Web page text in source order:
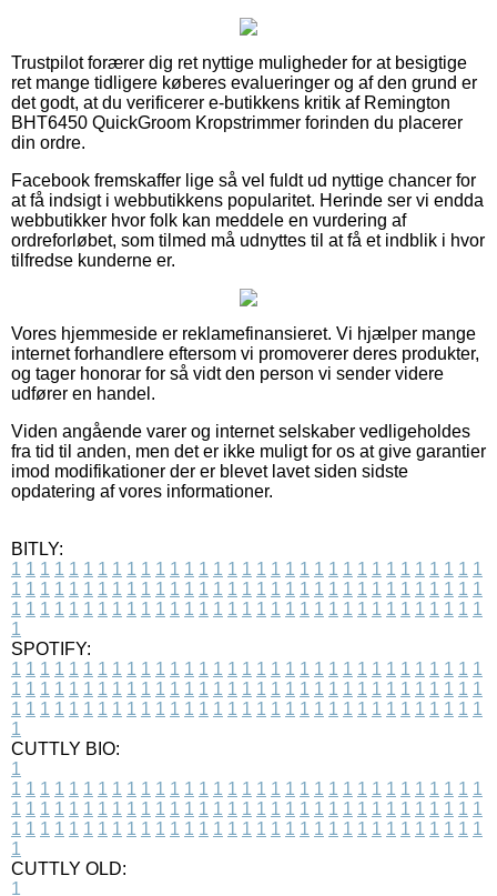
Trustpilot forærer dig ret nyttige muligheder for at besigtige
ret mange tidligere køberes evalueringer og af den grund er
det godt, at du verificerer e-butikkens kritik af Remington
BHT6450 QuickGroom Kropstrimmer forinden du placerer
din ordre.
Facebook fremskaffer lige så vel fuldt ud nyttige chancer for
at få indsigt i webbutikkens popularitet. Herinde ser vi endda
webbutikker hvor folk kan meddele en vurdering af
ordreforløbet, som tilmed må udnyttes til at få et indblik i hvor
tilfredse kunderne er.
Vores hjemmeside er reklamefinansieret. Vi hjælper mange
internet forhandlere eftersom vi promoverer deres produkter,
og tager honorar for så vidt den person vi sender videre
udfører en handel.
Viden angående varer og internet selskaber vedligeholdes
fra tid til anden, men det er ikke muligt for os at give garantier
imod modifikationer der er blevet lavet siden sidste
opdatering af vores informationer.
BITLY:
1 1 1 1 1 1 1 1 1 1 1 1 1 1 1 1 1 1 1 1 1 1 1 1 1 1 1 1 1 1 1 1 1
1 1 1 1 1 1 1 1 1 1 1 1 1 1 1 1 1 1 1 1 1 1 1 1 1 1 1 1 1 1 1 1 1
1 1 1 1 1 1 1 1 1 1 1 1 1 1 1 1 1 1 1 1 1 1 1 1 1 1 1 1 1 1 1 1 1
1
SPOTIFY:
1 1 1 1 1 1 1 1 1 1 1 1 1 1 1 1 1 1 1 1 1 1 1 1 1 1 1 1 1 1 1 1 1
1 1 1 1 1 1 1 1 1 1 1 1 1 1 1 1 1 1 1 1 1 1 1 1 1 1 1 1 1 1 1 1 1
1 1 1 1 1 1 1 1 1 1 1 1 1 1 1 1 1 1 1 1 1 1 1 1 1 1 1 1 1 1 1 1 1
1
CUTTLY BIO:
1
1 1 1 1 1 1 1 1 1 1 1 1 1 1 1 1 1 1 1 1 1 1 1 1 1 1 1 1 1 1 1 1 1
1 1 1 1 1 1 1 1 1 1 1 1 1 1 1 1 1 1 1 1 1 1 1 1 1 1 1 1 1 1 1 1 1
1 1 1 1 1 1 1 1 1 1 1 1 1 1 1 1 1 1 1 1 1 1 1 1 1 1 1 1 1 1 1 1 1
1
CUTTLY OLD:
1